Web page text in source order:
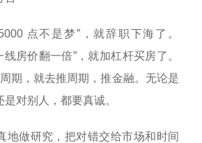
点不是梦”，就辞职下海了。
线房价翻一倍”，就加杠杆买房了。
期，就去推周期，推金融。无论是
对别人，都要真诚。
地做研究，把对错交给市场和时间